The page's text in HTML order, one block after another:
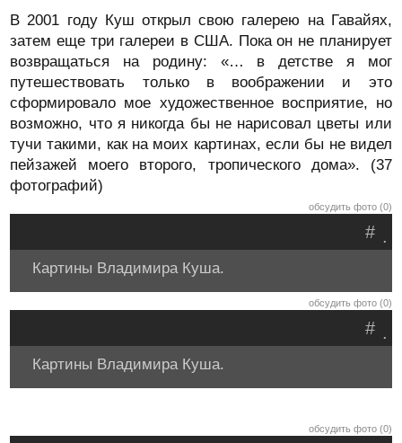
В 2001 году Куш открыл свою галерею на Гавайях,
затем еще три галереи в США. Пока он не планирует
возвращаться на родину: «… в детстве я мог
путешествовать только в воображении и это
сформировало мое художественное восприятие, но
возможно, что я никогда бы не нарисовал цветы или
тучи такими, как на моих картинах, если бы не видел
пейзажей моего второго, тропического дома». (37
фотографий)
обсудить фото (0)
.
#
Картины Владимира Куша.
обсудить фото (0)
.
#
Картины Владимира Куша.
обсудить фото (0)